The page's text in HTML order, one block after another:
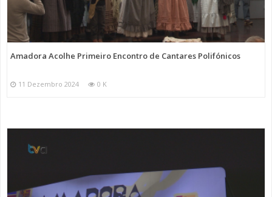
Amadora Acolhe Primeiro Encontro de Cantares Polifónicos
11 Dezembro 2024 0 K